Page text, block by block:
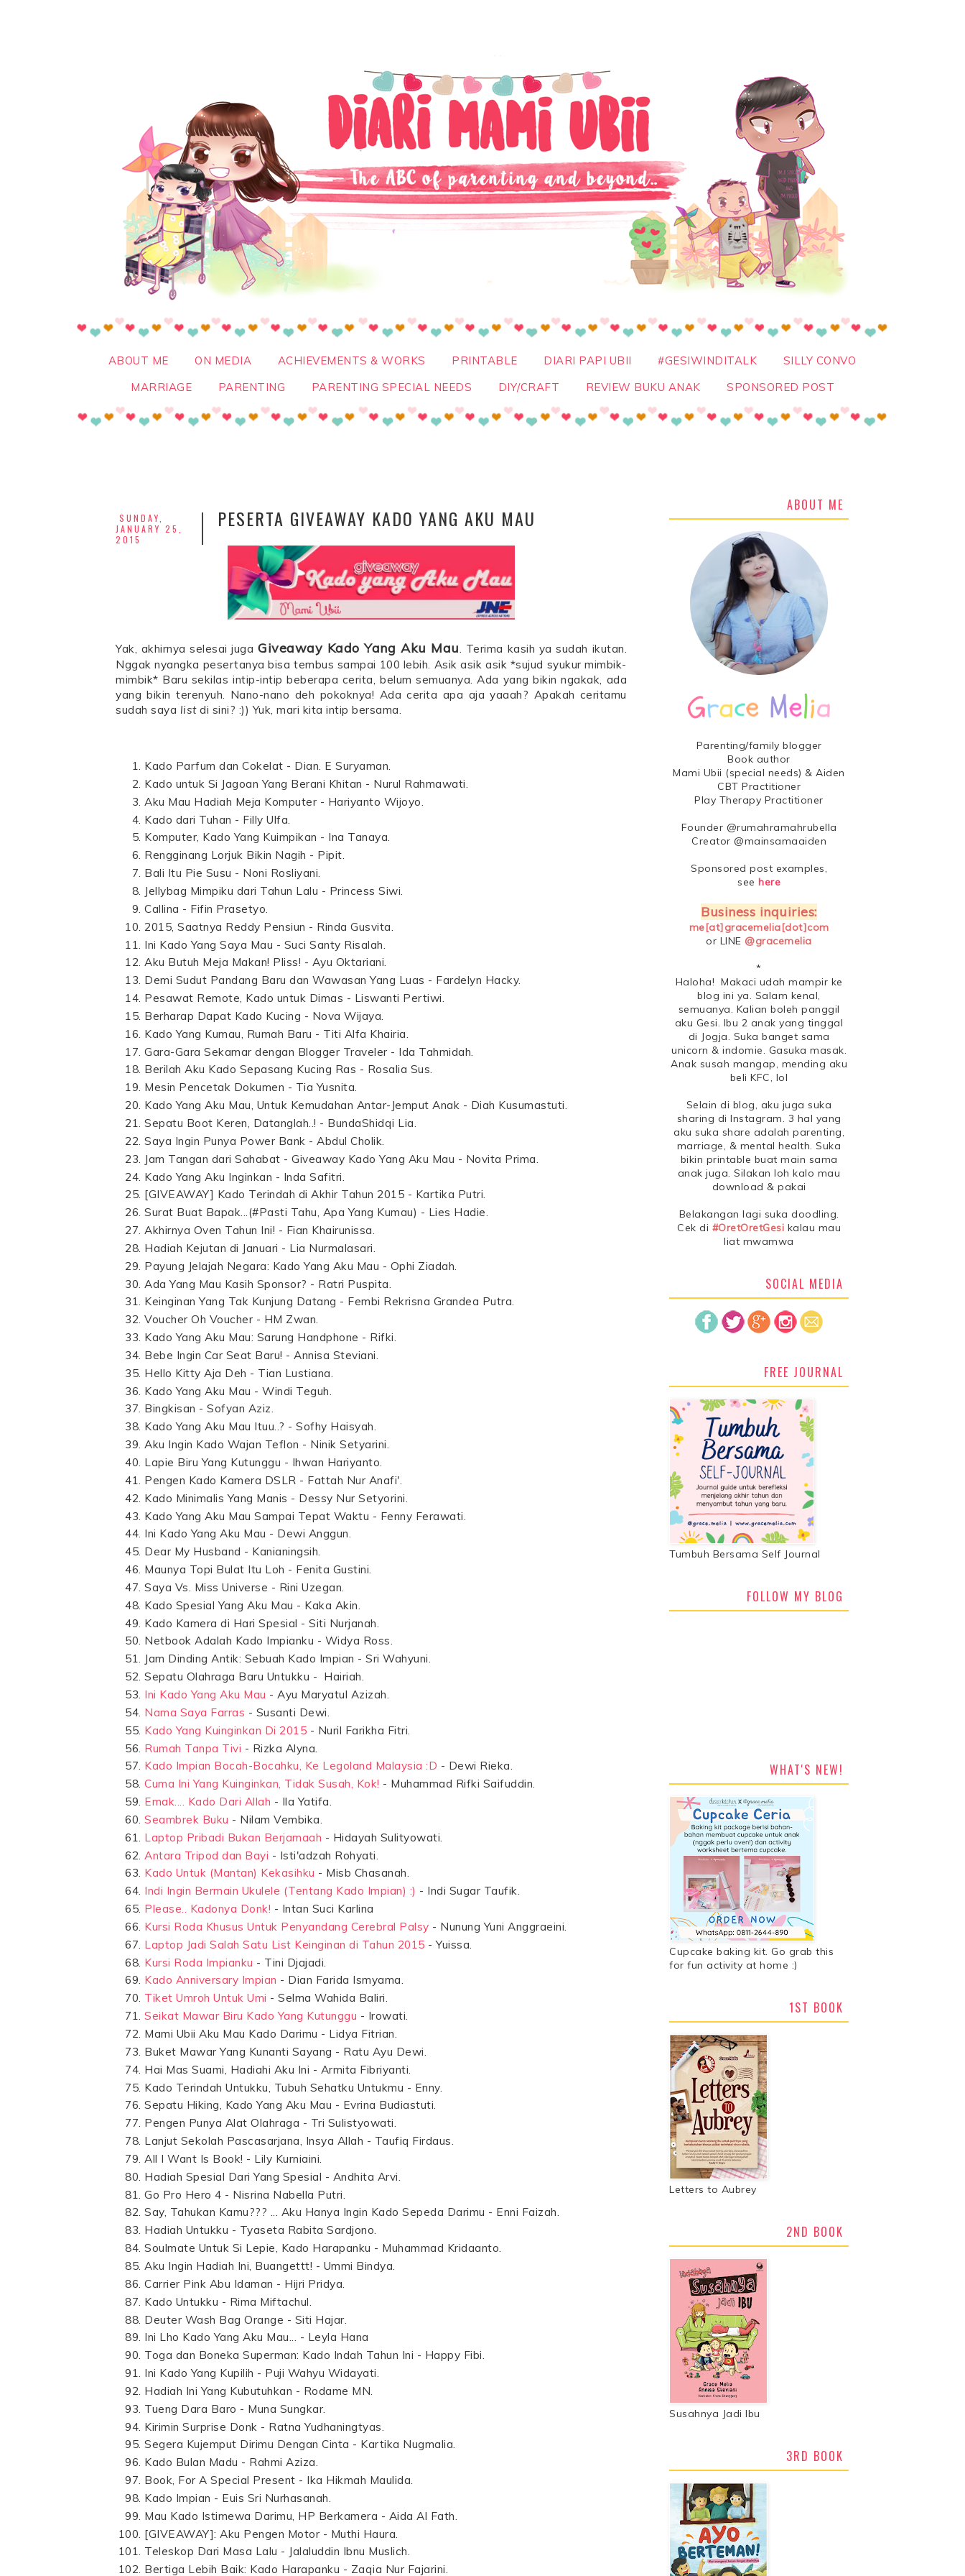
ABOUT ME ON MEDIA ACHIEVEMENTS & WORKS PRINTABLE DIARI PAPI UBII #GESIWINDITALK
SILLY CONVO
MARRIAGE
PARENTING PARENTING SPECIAL NEEDS DIY/CRAFT REVIEW BUKU ANAK SPONSORED POST
SUNDAY,
JANUARY 25,
2015
PESERTA GIVEAWAY KADO YANG AKU MAU
Yak, akhirnya selesai jugaGiveaway Kado Yang Aku Mau . Terima kasih ya sudah ikutan.
Nggak nyangka pesertanya bisa tembus sampai 100 lebih. Asik asik asik *sujud syukur mimbik-
mimbik* Baru sekilas intip-intip beberapa cerita, belum semuanya. Ada yang bikin ngakak, ada
yang bikin terenyuh. Nano-nano deh pokoknya! Ada cerita apa aja yaaah? Apakah ceritamu
sudah saya listdi sini? :)) Yuk, mari kita intip bersama.
Kado Parfum dan Cokelat - Dian. E Suryaman.
Kado untuk Si Jagoan Yang Berani Khitan - Nurul Rahmawati.
Aku Mau Hadiah Meja Komputer - Hariyanto Wijoyo.
Kado dari Tuhan - Filly Ulfa.
Komputer, Kado Yang Kuimpikan - Ina Tanaya.
Rengginang Lorjuk Bikin Nagih - Pipit.
Bali Itu Pie Susu - Noni Rosliyani.
Jellybag Mimpiku dari Tahun Lalu - Princess Siwi.
Callina - Fifin Prasetyo.
2015, Saatnya Reddy Pensiun - Rinda Gusvita.
Ini Kado Yang Saya Mau - Suci Santy Risalah.
Aku Butuh Meja Makan! Pliss! - Ayu Oktariani.
Demi Sudut Pandang Baru dan Wawasan Yang Luas - Fardelyn Hacky.
Pesawat Remote, Kado untuk Dimas - Liswanti Pertiwi.
Berharap Dapat Kado Kucing - Nova Wijaya.
Kado Yang Kumau, Rumah Baru - Titi Alfa Khairia.
Gara-Gara Sekamar dengan Blogger Traveler - Ida Tahmidah.
Berilah Aku Kado Sepasang Kucing Ras - Rosalia Sus.
Mesin Pencetak Dokumen - Tia Yusnita.
Kado Yang Aku Mau, Untuk Kemudahan Antar-Jemput Anak - Diah Kusumastuti.
Sepatu Boot Keren, Datanglah..! - BundaShidqi Lia.
Saya Ingin Punya Power Bank - Abdul Cholik.
Jam Tangan dari Sahabat - Giveaway Kado Yang Aku Mau - Novita Prima.
Kado Yang Aku Inginkan - Inda Safitri.
[GIVEAWAY] Kado Terindah di Akhir Tahun 2015 - Kartika Putri.
Surat Buat Bapak...(#Pasti Tahu, Apa Yang Kumau) - Lies Hadie.
Akhirnya Oven Tahun Ini! - Fian Khairunissa.
Hadiah Kejutan di Januari - Lia Nurmalasari.
Payung Jelajah Negara: Kado Yang Aku Mau - Ophi Ziadah.
Ada Yang Mau Kasih Sponsor? - Ratri Puspita.
Keinginan Yang Tak Kunjung Datang - Fembi Rekrisna Grandea Putra.
Voucher Oh Voucher - HM Zwan.
Kado Yang Aku Mau: Sarung Handphone - Rifki.
Bebe Ingin Car Seat Baru! - Annisa Steviani.
Hello Kitty Aja Deh - Tian Lustiana.
Kado Yang Aku Mau - Windi Teguh.
Bingkisan - Sofyan Aziz.
Kado Yang Aku Mau Ituu..? - Sofhy Haisyah.
Aku Ingin Kado Wajan Teflon - Ninik Setyarini.
Lapie Biru Yang Kutunggu - Ihwan Hariyanto.
Pengen Kado Kamera DSLR - Fattah Nur Anafi'.
Kado Minimalis Yang Manis - Dessy Nur Setyorini.
Kado Yang Aku Mau Sampai Tepat Waktu - Fenny Ferawati.
Ini Kado Yang Aku Mau - Dewi Anggun.
Dear My Husband - Kanianingsih.
Maunya Topi Bulat Itu Loh - Fenita Gustini.
Saya Vs. Miss Universe - Rini Uzegan.
Kado Spesial Yang Aku Mau - Kaka Akin.
Kado Kamera di Hari Spesial - Siti Nurjanah.
Netbook Adalah Kado Impianku - Widya Ross.
Jam Dinding Antik: Sebuah Kado Impian - Sri Wahyuni.
Sepatu Olahraga Baru Untukku - Hairiah.
Ini Kado Yang Aku Mau - Ayu Maryatul Azizah.
Nama Saya Farras - Susanti Dewi.
Kado Yang Kuinginkan Di 2015 - Nuril Farikha Fitri.
Rumah Tanpa Tivi - Rizka Alyna.
Kado Impian Bocah-Bocahku, Ke Legoland Malaysia :D - Dewi Rieka.
Cuma Ini Yang Kuinginkan, Tidak Susah, Kok! - Muhammad Rifki Saifuddin.
Emak.... Kado Dari Allah - Ila Yatifa.
Seambrek Buku - Nilam Vembika.
Laptop Pribadi Bukan Berjamaah - Hidayah Sulityowati.
Antara Tripod dan Bayi - Isti'adzah Rohyati.
Kado Untuk (Mantan) Kekasihku - Misb Chasanah.
Indi Ingin Bermain Ukulele (Tentang Kado Impian) :) - Indi Sugar Taufik.
Please.. Kadonya Donk! - Intan Suci Karlina
Kursi Roda Khusus Untuk Penyandang Cerebral Palsy - Nunung Yuni Anggraeini.
Laptop Jadi Salah Satu List Keinginan di Tahun 2015 - Yuissa.
Kursi Roda Impianku - Tini Djajadi.
Kado Anniversary Impian - Dian Farida Ismyama.
Tiket Umroh Untuk Umi - Selma Wahida Baliri.
Seikat Mawar Biru Kado Yang Kutunggu - Irowati.
Mami Ubii Aku Mau Kado Darimu - Lidya Fitrian.
Buket Mawar Yang Kunanti Sayang - Ratu Ayu Dewi.
Hai Mas Suami, Hadiahi Aku Ini - Armita Fibriyanti.
Kado Terindah Untukku, Tubuh Sehatku Untukmu - Enny.
Sepatu Hiking, Kado Yang Aku Mau - Evrina Budiastuti.
Pengen Punya Alat Olahraga - Tri Sulistyowati.
Lanjut Sekolah Pascasarjana, Insya Allah - Taufiq Firdaus.
All I Want Is Book! - Lily Kurniaini.
Hadiah Spesial Dari Yang Spesial - Andhita Arvi.
Go Pro Hero 4 - Nisrina Nabella Putri.
Say, Tahukan Kamu??? ... Aku Hanya Ingin Kado Sepeda Darimu - Enni Faizah.
Hadiah Untukku - Tyaseta Rabita Sardjono.
Soulmate Untuk Si Lepie, Kado Harapanku - Muhammad Kridaanto.
Aku Ingin Hadiah Ini, Buangettt! - Ummi Bindya.
Carrier Pink Abu Idaman - Hijri Pridya.
Kado Untukku - Rima Miftachul.
Deuter Wash Bag Orange - Siti Hajar.
Ini Lho Kado Yang Aku Mau... - Leyla Hana
Toga dan Boneka Superman: Kado Indah Tahun Ini - Happy Fibi.
Ini Kado Yang Kupilih - Puji Wahyu Widayati.
Hadiah Ini Yang Kubutuhkan - Rodame MN.
Tueng Dara Baro - Muna Sungkar.
Kirimin Surprise Donk - Ratna Yudhaningtyas.
Segera Kujemput Dirimu Dengan Cinta - Kartika Nugmalia.
Kado Bulan Madu - Rahmi Aziza.
Book, For A Special Present - Ika Hikmah Maulida.
Kado Impian - Euis Sri Nurhasanah.
Mau Kado Istimewa Darimu, HP Berkamera - Aida Al Fath.
[GIVEAWAY]: Aku Pengen Motor - Muthi Haura.
Teleskop Dari Masa Lalu - Jalaluddin Ibnu Muslich.
Bertiga Lebih Baik: Kado Harapanku - Zaqia Nur Fajarini.
ABOUT ME
Parenting/family blogger
Book author
Mami Ubii (special needs) & Aiden
CBT Practitioner
Play Therapy Practitioner
Founder @rumahramahrubella
Creator @mainsamaaiden
Sponsored post examples,
see here
Business inquiries:
me[at]gracemelia[dot]com
or LINE @gracemelia
*
Haloha! Makaci udah mampir ke
blog ini ya. Salam kenal,
semuanya. Kalian boleh panggil
aku Gesi. Ibu 2 anak yang tinggal
di Jogja. Suka banget sama
unicorn & indomie. Gasuka masak.
Anak susah mangap, mending aku
beli KFC, lol
Selain di blog, aku juga suka
sharing di Instagram. 3 hal yang
aku suka share adalah parenting,
marriage, & mental health. Suka
bikin printable buat main sama
anak juga. Silakan loh kalo mau
download & pakai
Belakangan lagi suka doodling.
Cek di #OretOretGesi kalau mau
liat mwamwa
SOCIAL MEDIA
FREE JOURNAL
Tumbuh Bersama Self Journal
FOLLOW MY BLOG
WHAT'S NEW!
Cupcake baking kit. Go grab this
for fun activity at home :)
1ST BOOK
Letters to Aubrey
2ND BOOK
Susahnya Jadi Ibu
3RD BOOK